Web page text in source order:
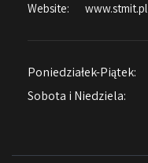
Website:
www.stmit.pl
Poniedziałek-Piątek:
Sobota i Niedziela: